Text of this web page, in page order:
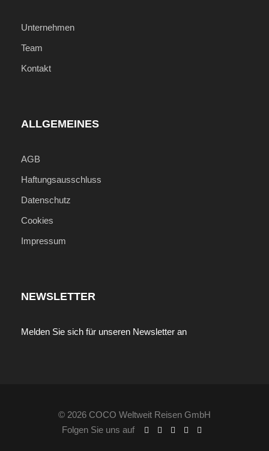
Unternehmen
Team
Kontakt
ALLGEMEINES
AGB
Haftungsausschluss
Datenschutz
Cookies
Impressum
NEWSLETTER
Melden Sie sich für unseren Newsletter an
© 2026 COCO Weltweit Reisen GmbH
Folgen Sie uns auf